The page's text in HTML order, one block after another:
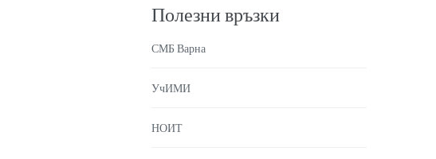
Полезни връзки
СМБ Варна
УчИМИ
НОИТ